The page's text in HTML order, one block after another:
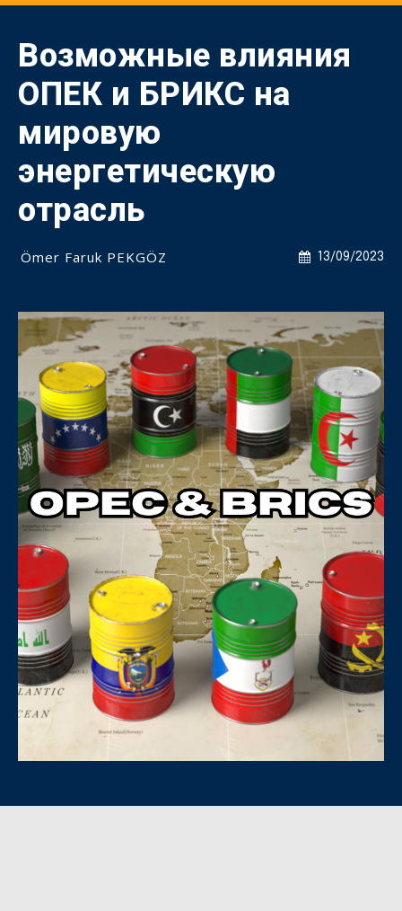
Возможные влияния
ОПЕК и БРИКС на
мировую
энергетическую
отрасль
13/09/2023
Ömer Faruk PEKGÖZ